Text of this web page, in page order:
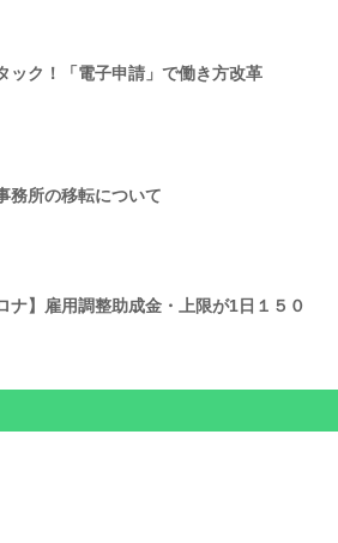
ック！「電子申請」で働き方改革
務所の移転について
ナ】雇用調整助成金・上限が1日１５０